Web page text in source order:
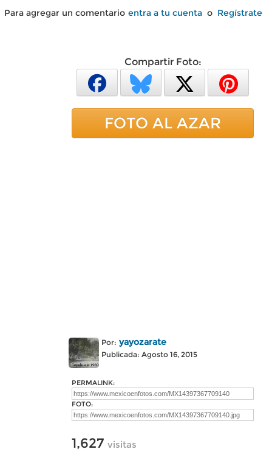
Para agregar un comentario entra a tu cuenta o Regístrate
Compartir Foto:
FOTO AL AZAR
Por: yayozarate
Publicada: Agosto 16, 2015
PERMALINK:
FOTO:
1,627 visitas